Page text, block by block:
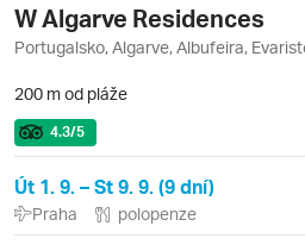
W Algarve Residences
Portugalsko, Algarve, Albufeira,
200 m od pláže
4.3/5
Út 1. 9. – St 9. 9. (9 dní)
Praha polopenze